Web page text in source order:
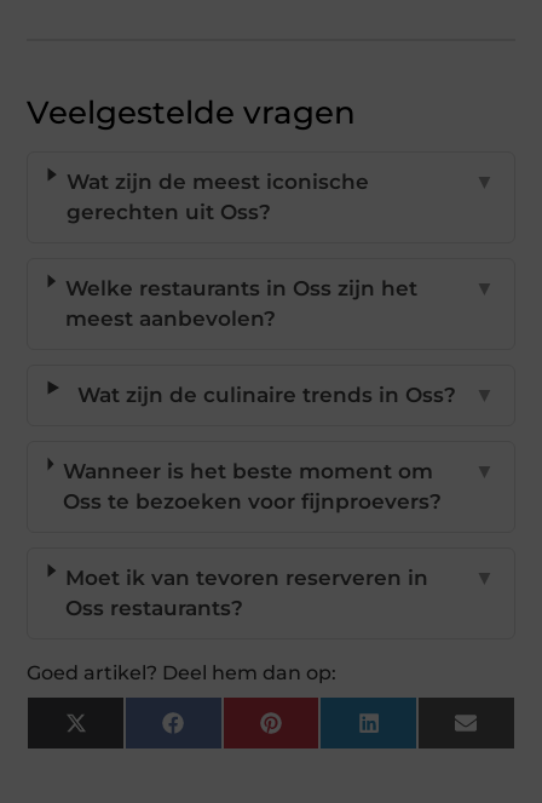
Veelgestelde vragen
Wat zijn de meest iconische
gerechten uit Oss?
▼
Welke restaurants in Oss zijn het
meest aanbevolen?
▼
Wat zijn de culinaire trends in Oss? ▼
Wanneer is het beste moment om
Oss te bezoeken voor fijnproevers?
▼
Moet ik van tevoren reserveren in
Oss restaurants?
▼
Goed artikel? Deel hem dan op:
X
(Twitter)
FacebookPinterestLinkedInEmail